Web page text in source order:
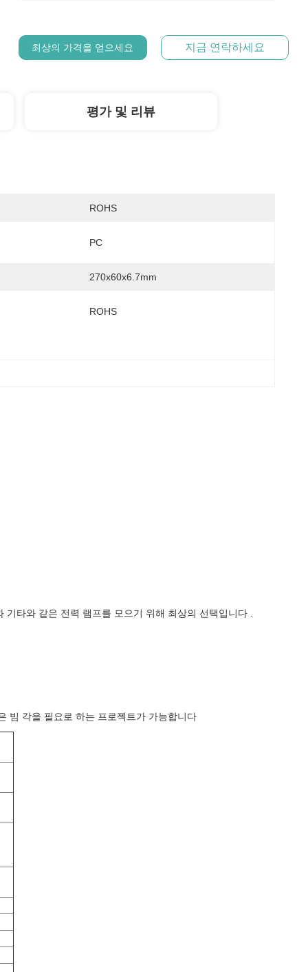
최상의 가격을 얻으세요 지금 연락하세요
평가 및 리뷰
ROHS
PC
270x60x6.7mm
ROHS
타와 같은 전력 램프를 모으기 위해 최상의 선택입니다 .
빔 각을 필요로 하는 프로젝트가 가능합니다